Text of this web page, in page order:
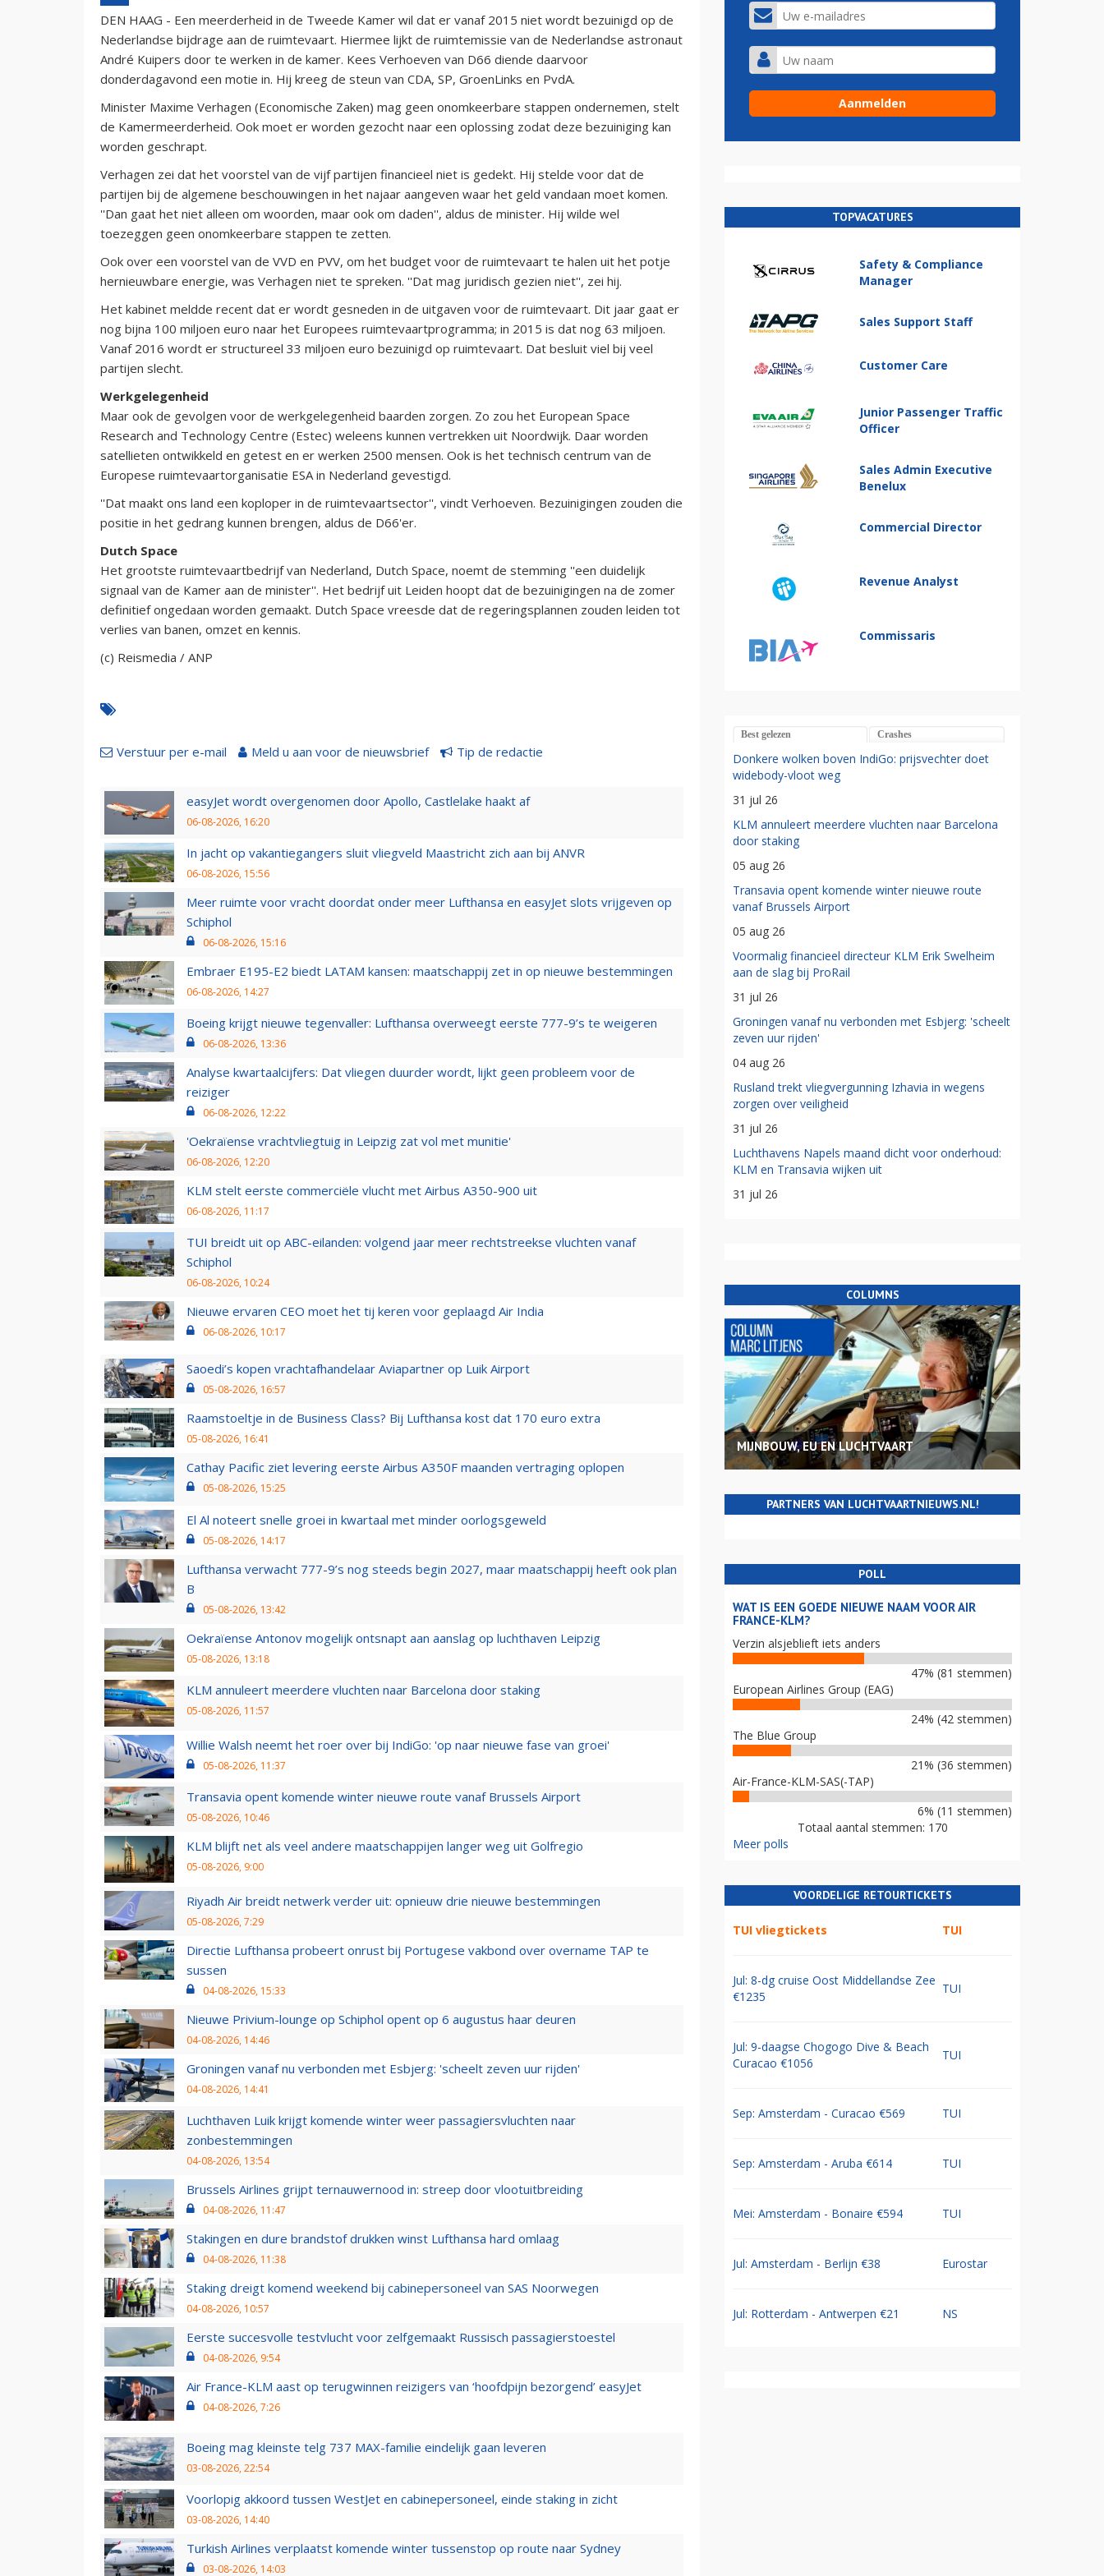
DEN HAAG - Een meerderheid in de Tweede Kamer wil dat er vanaf 2015 niet wordt bezuinigd op de
Nederlandse bijdrage aan de ruimtevaart. Hiermee lijkt de ruimtemissie van de Nederlandse astronaut
André Kuipers door te werken in de kamer. Kees Verhoeven van D66 diende daarvoor
donderdagavond een motie in. Hij kreeg de steun van CDA, SP, GroenLinks en PvdA.
Minister Maxime Verhagen (Economische Zaken) mag geen onomkeerbare stappen ondernemen, stelt
de Kamermeerderheid. Ook moet er worden gezocht naar een oplossing zodat deze bezuiniging kan
worden geschrapt.
Verhagen zei dat het voorstel van de vijf partijen financieel niet is gedekt. Hij stelde voor dat de
partijen bij de algemene beschouwingen in het najaar aangeven waar het geld vandaan moet komen.
''Dan gaat het niet alleen om woorden, maar ook om daden'', aldus de minister. Hij wilde wel
toezeggen geen onomkeerbare stappen te zetten.
Ook over een voorstel van de VVD en PVV, om het budget voor de ruimtevaart te halen uit het potje
hernieuwbare energie, was Verhagen niet te spreken. ''Dat mag juridisch gezien niet'', zei hij.
Het kabinet meldde recent dat er wordt gesneden in de uitgaven voor de ruimtevaart. Dit jaar gaat er
nog bijna 100 miljoen euro naar het Europees ruimtevaartprogramma; in 2015 is dat nog 63 miljoen.
Vanaf 2016 wordt er structureel 33 miljoen euro bezuinigd op ruimtevaart. Dat besluit viel bij veel
partijen slecht.
Werkgelegenheid
Maar ook de gevolgen voor de werkgelegenheid baarden zorgen. Zo zou het European Space
Research and Technology Centre (Estec) weleens kunnen vertrekken uit Noordwijk. Daar worden
satellieten ontwikkeld en getest en er werken 2500 mensen. Ook is het technisch centrum van de
Europese ruimtevaartorganisatie ESA in Nederland gevestigd.
''Dat maakt ons land een koploper in de ruimtevaartsector'', vindt Verhoeven. Bezuinigingen zouden die
positie in het gedrang kunnen brengen, aldus de D66'er.
Dutch Space
Het grootste ruimtevaartbedrijf van Nederland, Dutch Space, noemt de stemming ''een duidelijk
signaal van de Kamer aan de minister''. Het bedrijf uit Leiden hoopt dat de bezuinigingen na de zomer
definitief ongedaan worden gemaakt. Dutch Space vreesde dat de regeringsplannen zouden leiden tot
verlies van banen, omzet en kennis.
(c) Reismedia / ANP
Verstuur per e-mail Meld u aan voor de nieuwsbrief Tip de redactie
easyJet wordt overgenomen door Apollo, Castlelake haakt af
06-08-2026, 16:20
In jacht op vakantiegangers sluit vliegveld Maastricht zich aan bij ANVR
06-08-2026, 15:56
Meer ruimte voor vracht doordat onder meer Lufthansa en easyJet slots vrijgeven op
Schiphol
06-08-2026, 15:16
Embraer E195-E2 biedt LATAM kansen: maatschappij zet in op nieuwe bestemmingen
06-08-2026, 14:27
Boeing krijgt nieuwe tegenvaller: Lufthansa overweegt eerste 777-9’s te weigeren
06-08-2026, 13:36
Analyse kwartaalcijfers: Dat vliegen duurder wordt, lijkt geen probleem voor de
reiziger
06-08-2026, 12:22
'Oekraïense vrachtvliegtuig in Leipzig zat vol met munitie'
06-08-2026, 12:20
KLM stelt eerste commerciële vlucht met Airbus A350-900 uit
06-08-2026, 11:17
TUI breidt uit op ABC-eilanden: volgend jaar meer rechtstreekse vluchten vanaf
Schiphol
06-08-2026, 10:24
Nieuwe ervaren CEO moet het tij keren voor geplaagd Air India
06-08-2026, 10:17
Saoedi’s kopen vrachtafhandelaar Aviapartner op Luik Airport
05-08-2026, 16:57
Raamstoeltje in de Business Class? Bij Lufthansa kost dat 170 euro extra
05-08-2026, 16:41
Cathay Pacific ziet levering eerste Airbus A350F maanden vertraging oplopen
05-08-2026, 15:25
El Al noteert snelle groei in kwartaal met minder oorlogsgeweld
05-08-2026, 14:17
Lufthansa verwacht 777-9’s nog steeds begin 2027, maar maatschappij heeft ook plan
B
05-08-2026, 13:42
Oekraïense Antonov mogelijk ontsnapt aan aanslag op luchthaven Leipzig
05-08-2026, 13:18
KLM annuleert meerdere vluchten naar Barcelona door staking
05-08-2026, 11:57
Willie Walsh neemt het roer over bij IndiGo: 'op naar nieuwe fase van groei'
05-08-2026, 11:37
Transavia opent komende winter nieuwe route vanaf Brussels Airport
05-08-2026, 10:46
KLM blijft net als veel andere maatschappijen langer weg uit Golfregio
05-08-2026, 9:00
Riyadh Air breidt netwerk verder uit: opnieuw drie nieuwe bestemmingen
05-08-2026, 7:29
Directie Lufthansa probeert onrust bij Portugese vakbond over overname TAP te
sussen
04-08-2026, 15:33
Nieuwe Privium-lounge op Schiphol opent op 6 augustus haar deuren
04-08-2026, 14:46
Groningen vanaf nu verbonden met Esbjerg: 'scheelt zeven uur rijden'
04-08-2026, 14:41
Luchthaven Luik krijgt komende winter weer passagiersvluchten naar
zonbestemmingen
04-08-2026, 13:54
Brussels Airlines grijpt ternauwernood in: streep door vlootuitbreiding
04-08-2026, 11:47
Stakingen en dure brandstof drukken winst Lufthansa hard omlaag
04-08-2026, 11:38
Staking dreigt komend weekend bij cabinepersoneel van SAS Noorwegen
04-08-2026, 10:57
Eerste succesvolle testvlucht voor zelfgemaakt Russisch passagierstoestel
04-08-2026, 9:54
Air France-KLM aast op terugwinnen reizigers van ‘hoofdpijn bezorgend’ easyJet
04-08-2026, 7:26
Boeing mag kleinste telg 737 MAX-familie eindelijk gaan leveren
03-08-2026, 22:54
Voorlopig akkoord tussen WestJet en cabinepersoneel, einde staking in zicht
03-08-2026, 14:40
Turkish Airlines verplaatst komende winter tussenstop op route naar Sydney
03-08-2026, 14:03
TOPVACATURES
Safety & Compliance
Manager
Sales Support Staff
Customer Care
Junior Passenger Traffic
Officer
Sales Admin Executive
Benelux
Commercial Director
Revenue Analyst
Commissaris
Best gelezen Crashes
Donkere wolken boven IndiGo: prijsvechter doet
widebody-vloot weg
31 jul 26
KLM annuleert meerdere vluchten naar Barcelona
door staking
05 aug 26
Transavia opent komende winter nieuwe route
vanaf Brussels Airport
05 aug 26
Voormalig financieel directeur KLM Erik Swelheim
aan de slag bij ProRail
31 jul 26
Groningen vanaf nu verbonden met Esbjerg: 'scheelt
zeven uur rijden'
04 aug 26
Rusland trekt vliegvergunning Izhavia in wegens
zorgen over veiligheid
31 jul 26
Luchthavens Napels maand dicht voor onderhoud:
KLM en Transavia wijken uit
31 jul 26
COLUMNS
MIJNBOUW, EU EN LUCHTVAART
PARTNERS VAN LUCHTVAARTNIEUWS.NL!
POLL
WAT IS EEN GOEDE NIEUWE NAAM VOOR AIR
FRANCE-KLM?
Verzin alsjeblieft iets anders
47% (81 stemmen)
European Airlines Group (EAG)
24% (42 stemmen)
The Blue Group
21% (36 stemmen)
Air-France-KLM-SAS(-TAP)
6% (11 stemmen)
Totaal aantal stemmen: 170
Meer polls
VOORDELIGE RETOURTICKETS
TUI vliegtickets TUI
Jul: 8-dg cruise Oost Middellandse Zee
€1235
TUI
Jul: 9-daagse Chogogo Dive & Beach
Curacao €1056
TUI
Sep: Amsterdam - Curacao €569 TUI
Sep: Amsterdam - Aruba €614 TUI
Mei: Amsterdam - Bonaire €594 TUI
Jul: Amsterdam - Berlijn €38 Eurostar
Jul: Rotterdam - Antwerpen €21 NS